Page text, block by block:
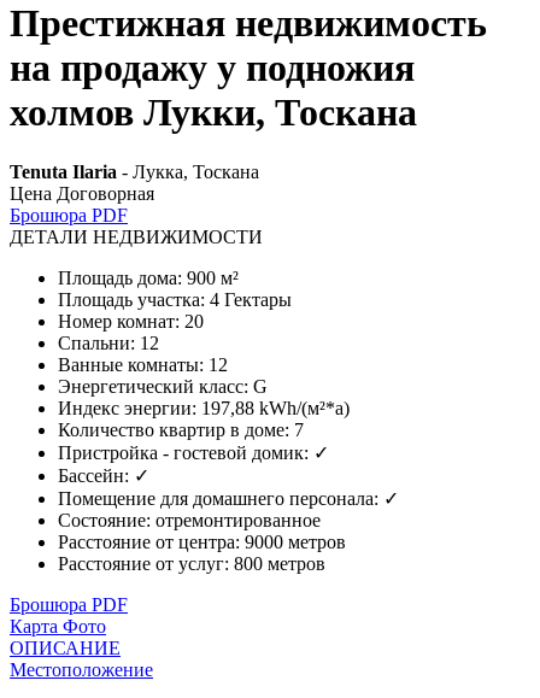
Престижная недвижимость
на продажу у подножия
холмов Лукки, Тоскана
Tenuta Ilaria - Лукка, Тоскана
Цена Договорная
Брошюра PDF
ДЕТАЛИ НЕДВИЖИМОСТИ
Площадь дома: 900 м²
Площадь участка: 4 Гектары
Номер комнат: 20
Спальни: 12
Ванные комнаты: 12
Энергетический класс: G
Индекс энергии: 197,88 kWh/(м²*a)
Количество квартир в доме: 7
Пристройка - гостевой домик: ✓
Бассейн: ✓
Помещение для домашнего персонала: ✓
Состояние: отремонтированное
Расстояние от центра: 9000 метров
Расстояние от услуг: 800 метров
Брошюра PDF
Карта Фото
ОПИСАНИЕ
Местоположение